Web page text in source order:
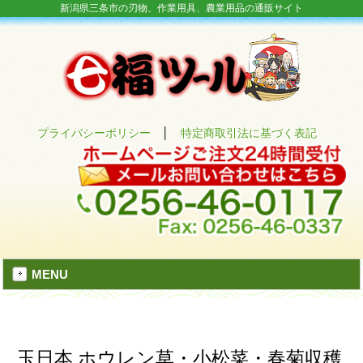
新潟県三条市の刃物、作業用具、農業用品の通販サイト
プライバシーポリシー │特定商取引法に基づく表記
MENU
玉日本 ホウレン草・小松菜・春菊収穫